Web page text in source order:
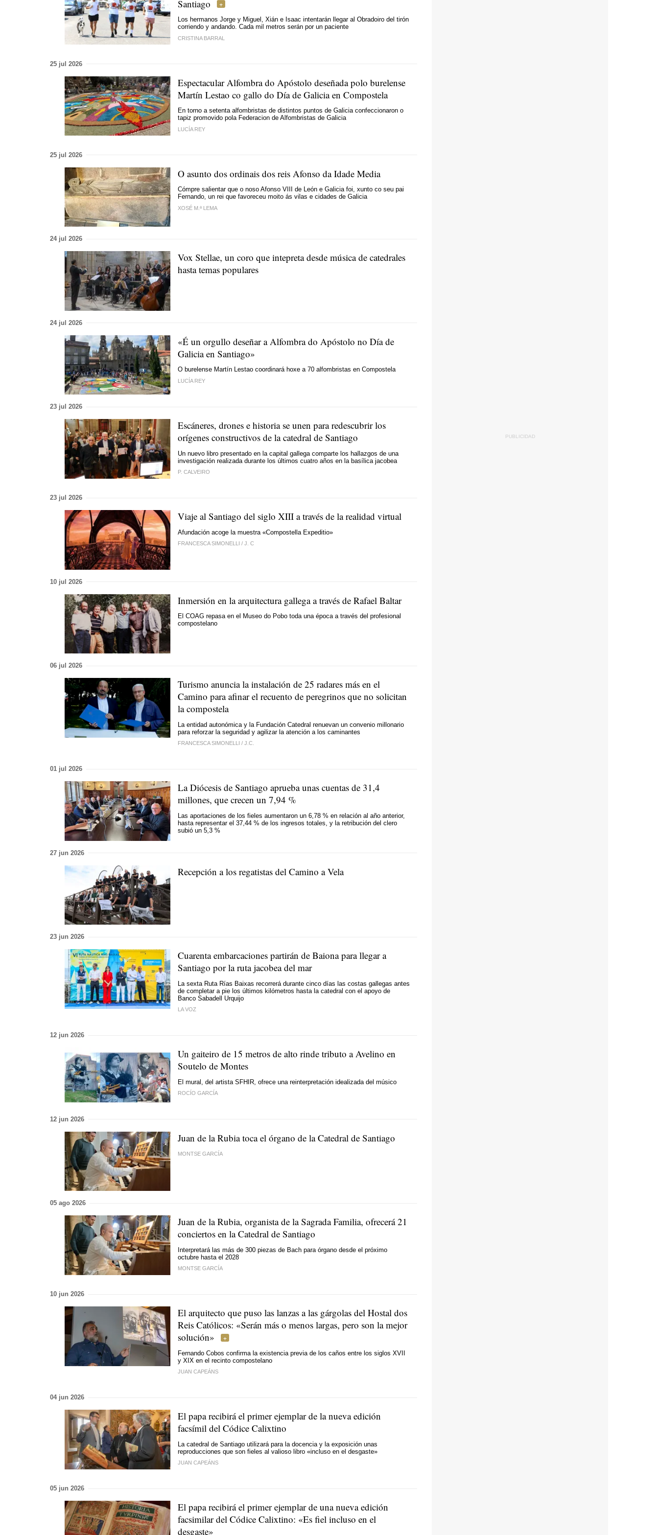
Santiago
Los hermanos Jorge y Miguel, Xián e Isaac intentarán llegar al Obradoiro del tirón
corriendo y andando. Cada mil metros serán por un paciente
CRISTINA BARRAL
25 jul 2026
Espectacular Alfombra do Apóstolo deseñada polo burelense
Martín Lestao co gallo do Día de Galicia en Compostela
En torno a setenta alfombristas de distintos puntos de Galicia confeccionaron o
tapiz promovido pola Federacion de Alfombristas de Galicia
LUCÍA REY
25 jul 2026
O asunto dos ordinais dos reis Afonso da Idade Media
Cómpre salientar que o noso Afonso VIII de León e Galicia foi, xunto co seu pai
Fernando, un rei que favoreceu moito ás vilas e cidades de Galicia
XOSÉ M.ª LEMA
24 jul 2026
Vox Stellae, un coro que intepreta desde música de catedrales
hasta temas populares
24 jul 2026
«É un orgullo deseñar a Alfombra do Apóstolo no Día de
Galicia en Santiago»
O burelense Martín Lestao coordinará hoxe a 70 alfombristas en Compostela
LUCÍA REY
23 jul 2026
Escáneres, drones e historia se unen para redescubrir los
orígenes constructivos de la catedral de Santiago
Un nuevo libro presentado en la capital gallega comparte los hallazgos de una
investigación realizada durante los últimos cuatro años en la basílica jacobea
P. CALVEIRO
23 jul 2026
Viaje al Santiago del siglo XIII a través de la realidad virtual
Afundación acoge la muestra «Compostella Expeditio»
FRANCESCA SIMONELLI / J. C
10 jul 2026
Inmersión en la arquitectura gallega a través de Rafael Baltar
El COAG repasa en el Museo do Pobo toda una época a través del profesional
compostelano
06 jul 2026
Turismo anuncia la instalación de 25 radares más en el
Camino para afinar el recuento de peregrinos que no solicitan
la compostela
La entidad autonómica y la Fundación Catedral renuevan un convenio millonario
para reforzar la seguridad y agilizar la atención a los caminantes
FRANCESCA SIMONELLI / J.C.
01 jul 2026
La Diócesis de Santiago aprueba unas cuentas de 31,4
millones, que crecen un 7,94 %
Las aportaciones de los fieles aumentaron un 6,78 % en relación al año anterior,
hasta representar el 37,44 % de los ingresos totales, y la retribución del clero
subió un 5,3 %
27 jun 2026
Recepción a los regatistas del Camino a Vela
23 jun 2026
Cuarenta embarcaciones partirán de Baiona para llegar a
Santiago por la ruta jacobea del mar
La sexta Ruta Rías Baixas recorrerá durante cinco días las costas gallegas antes
de completar a pie los últimos kilómetros hasta la catedral con el apoyo de
Banco Sabadell Urquijo
LA VOZ
12 jun 2026
Un gaiteiro de 15 metros de alto rinde tributo a Avelino en
Soutelo de Montes
El mural, del artista SFHIR, ofrece una reinterpretación idealizada del músico
ROCÍO GARCÍA
12 jun 2026
Juan de la Rubia toca el órgano de la Catedral de Santiago
MONTSE GARCÍA
05 ago 2026
Juan de la Rubia, organista de la Sagrada Familia, ofrecerá 21
conciertos en la Catedral de Santiago
Interpretará las más de 300 piezas de Bach para órgano desde el próximo
octubre hasta el 2028
MONTSE GARCÍA
10 jun 2026
El arquitecto que puso las lanzas a las gárgolas del Hostal dos
Reis Católicos: «Serán más o menos largas, pero son la mejor
solución»
Fernando Cobos confirma la existencia previa de los caños entre los siglos XVII
y XIX en el recinto compostelano
JUAN CAPEÁNS
04 jun 2026
El papa recibirá el primer ejemplar de la nueva edición
facsímil del Códice Calixtino
La catedral de Santiago utilizará para la docencia y la exposición unas
reproducciones que son fieles al valioso libro «incluso en el desgaste»
JUAN CAPEÁNS
05 jun 2026
El papa recibirá el primer ejemplar de una nueva edición
facsimilar del Códice Calixtino: «Es fiel incluso en el
desgaste»